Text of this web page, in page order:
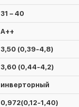
31 – 40
A++
3,50 (0,39-4,8)
3,60 (0,44-4,2)
инверторный
0,972(0,12-1,40)